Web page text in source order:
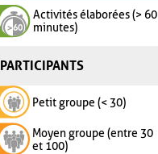
Activités élaborées (> 60
minutes)
PARTICIPANTS
Petit groupe (< 30)
Moyen groupe (entre 30
et 100)